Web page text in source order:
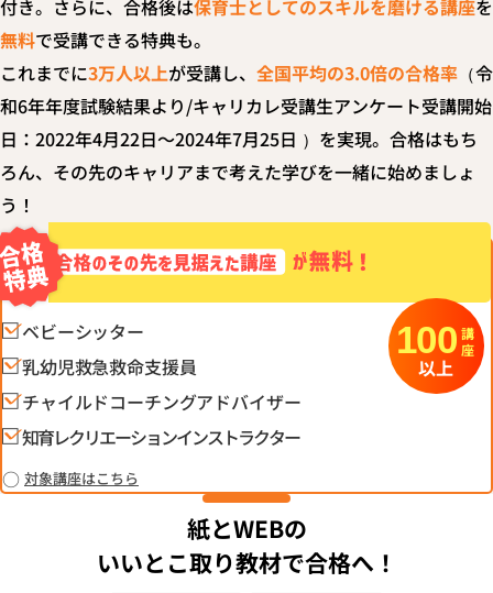
付き。さらに、合格後は保育士としてのスキルを磨ける講座を
無料で受講できる特典も。
これまでに3万人以上が受講し、 全国平均の3.0倍の合格率 （令
和6年年度試験結果より/キャリカレ受講生アンケート受講開始
日：2022年4月22日～2024年7月25日 ）を実現。合格はもち
ろん、その先のキャリアまで考えた学びを一緒に始めましょ
う！
100講座
以上
ベビーシッター
乳幼児救急救命支援員
チャイルドコーチングアドバイザー
知育レクリエーションインストラクター
対象講座はこちら
紙とWEBの
いいとこ取り教材で合格へ！